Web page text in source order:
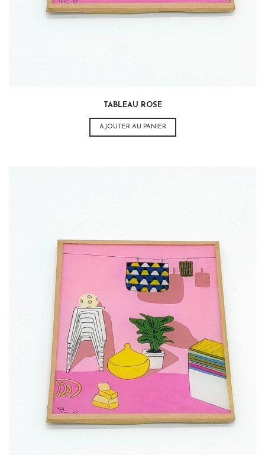
TABLEAU ROSE
AJOUTER AU PANIER
65,00€